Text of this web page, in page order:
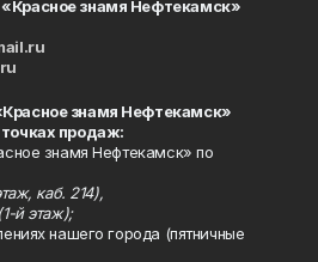
знамя Нефтекамск»
знамя Нефтекамск»
продаж:
знамя Нефтекамск» по
каб. 214),
й этаж);
нашего города (пятничные